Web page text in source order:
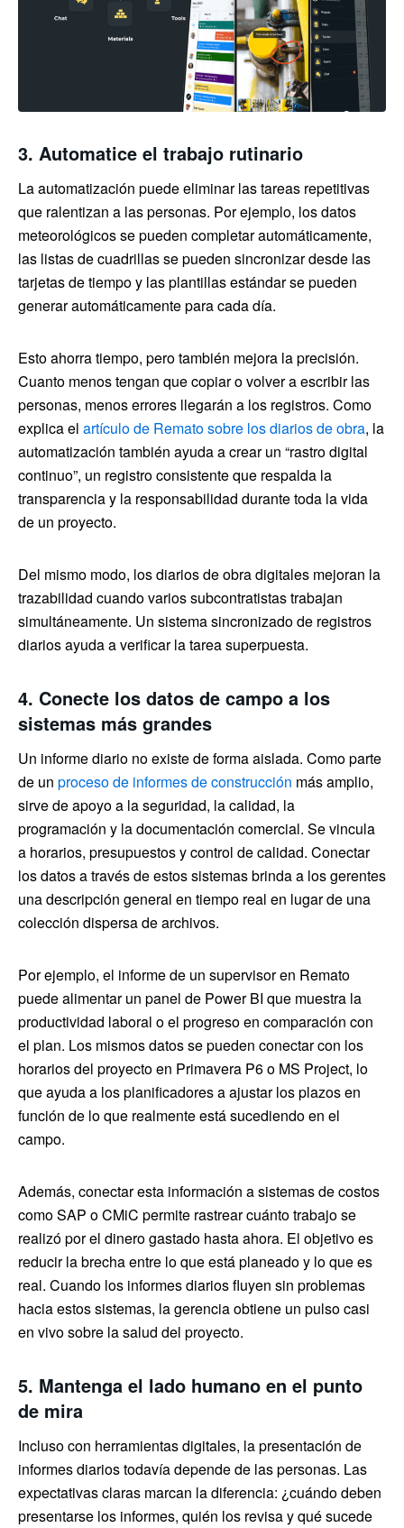
3. Automatice el trabajo rutinario
La automatización puede eliminar las tareas repetitivas
que ralentizan a las personas. Por ejemplo, los datos
meteorológicos se pueden completar automáticamente,
las listas de cuadrillas se pueden sincronizar desde las
tarjetas de tiempo y las plantillas estándar se pueden
generar automáticamente para cada día.
Esto ahorra tiempo, pero también mejora la precisión.
Cuanto menos tengan que copiar o volver a escribir las
personas, menos errores llegarán a los registros. Como
explica el artículo de Remato sobre los diarios de obra, la
automatización también ayuda a crear un “rastro digital
continuo”, un registro consistente que respalda la
transparencia y la responsabilidad durante toda la vida
de un proyecto.
Del mismo modo, los diarios de obra digitales mejoran la
trazabilidad cuando varios subcontratistas trabajan
simultáneamente. Un sistema sincronizado de registros
diarios ayuda a verificar la tarea superpuesta.
4. Conecte los datos de campo a los
sistemas más grandes
Un informe diario no existe de forma aislada. Como parte
de un proceso de informes de construcción más amplio,
sirve de apoyo a la seguridad, la calidad, la
programación y la documentación comercial. Se vincula
a horarios, presupuestos y control de calidad. Conectar
los datos a través de estos sistemas brinda a los gerentes
una descripción general en tiempo real en lugar de una
colección dispersa de archivos.
Por ejemplo, el informe de un supervisor en Remato
puede alimentar un panel de Power BI que muestra la
productividad laboral o el progreso en comparación con
el plan. Los mismos datos se pueden conectar con los
horarios del proyecto en Primavera P6 o MS Project, lo
que ayuda a los planificadores a ajustar los plazos en
función de lo que realmente está sucediendo en el
campo.
Además, conectar esta información a sistemas de costos
como SAP o CMiC permite rastrear cuánto trabajo se
realizó por el dinero gastado hasta ahora. El objetivo es
reducir la brecha entre lo que está planeado y lo que es
real. Cuando los informes diarios fluyen sin problemas
hacia estos sistemas, la gerencia obtiene un pulso casi
en vivo sobre la salud del proyecto.
5. Mantenga el lado humano en el punto
de mira
Incluso con herramientas digitales, la presentación de
informes diarios todavía depende de las personas. Las
expectativas claras marcan la diferencia: ¿cuándo deben
presentarse los informes, quién los revisa y qué sucede